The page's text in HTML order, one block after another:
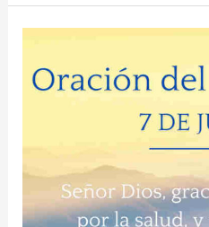
día
de
martes